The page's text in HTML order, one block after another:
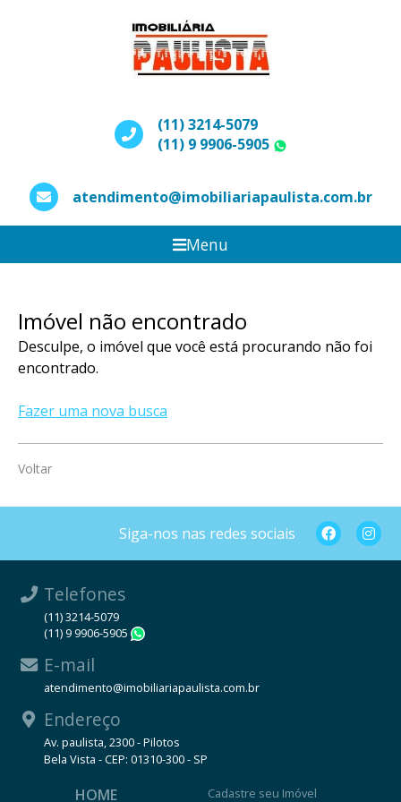
(11) 3214-5079
(11) 9 9906-5905
atendimento@imobiliariapaulista.com.br
Menu
Imóvel não encontrado
Desculpe, o imóvel que você está procurando não foi
encontrado.
Fazer uma nova busca
Voltar
Siga-nos nas redes sociais
Telefones
(11) 3214-5079
(11) 9 9906-5905
E-mail
atendimento@imobiliariapaulista.com.br
Endereço
Av. paulista, 2300 - Pilotos
Bela Vista - CEP: 01310-300 - SP
HOME Cadastre seu Imóvel